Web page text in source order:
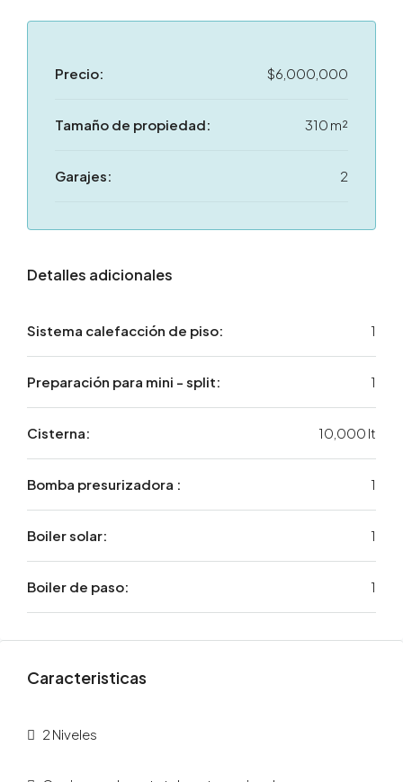
Precio: $6,000,000
Tamaño de propiedad: 310 m²
Garajes: 2
Detalles adicionales
Sistema calefacción de piso: 1
Preparación para mini - split: 1
Cisterna: 10,000 lt
Bomba presurizadora : 1
Boiler solar: 1
Boiler de paso: 1
Caracteristicas
2 Niveles